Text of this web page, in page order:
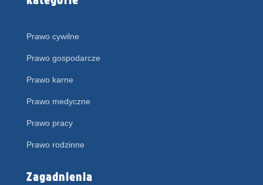
Prawo cywilne
Prawo gospodarcze
Prawo karne
Prawo medyczne
Prawo pracy
Prawo rodzinne
Zagadnienia